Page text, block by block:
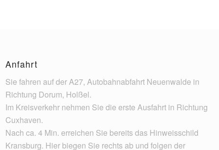
Anfahrt
Sie fahren auf der A27, Autobahnabfahrt Neuenwalde in
Richtung Dorum, Holßel.
Im Kreisverkehr nehmen Sie die erste Ausfahrt in Richtung
Cuxhaven.
Nach ca. 4 Min. erreichen Sie bereits das Hinweisschild
Kransburg. Hier biegen Sie rechts ab und folgen der